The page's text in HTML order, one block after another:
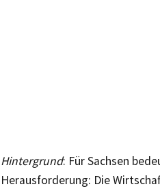
Hintergrund: Für Sachsen
Herausforderung: Die